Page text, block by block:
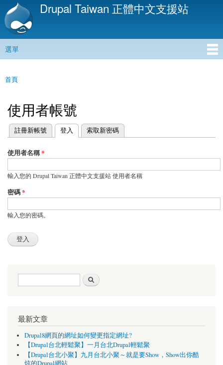
移
內
Drupal Taiwan 正體中文支援站
主選單
選單
您在這裡
首頁
使用者帳號
主要索引標籤
註冊新帳號 登入
(作用中頁籤) 索取新密碼
使用者名稱*
輸入您的 Drupal Taiwan 正體中文支援站 使用者名稱
密碼*
輸入您的密碼。
搜尋表單
最新文章
Drupal8網頁的網址如何變更指定網址?
【Drupal台北輕鬆聚】一月台北Drupal輕鬆聚
【Drupal台北小聚】九月台北小聚～就是要Show，Show出你酷
炫的Drupal網站